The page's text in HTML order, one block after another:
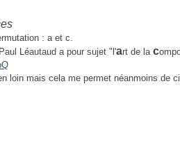
: a et c.
Léautaud a pour sujet "l'art de la c
loin mais cela me permet néanmoins de